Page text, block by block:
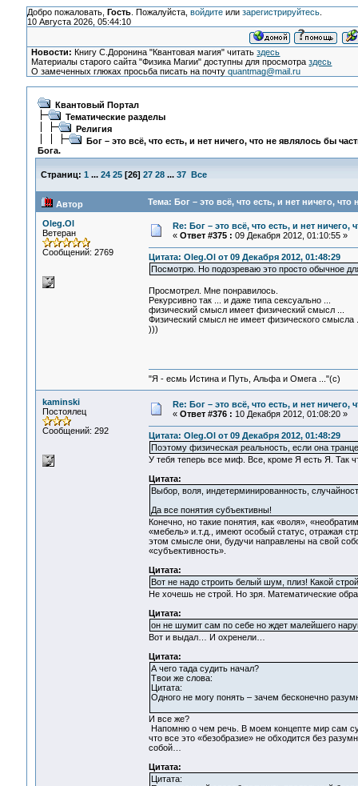
Добро пожаловать, Гость. Пожалуйста, войдитеили зарегистрируйтесь.
10 Августа 2026, 05:44:10
Новости: Книгу С.Доронина "Квантовая магия" читатьздесь
Материалы старого сайта "Физика Магии" доступны для просмотраздесь
О замеченных глюках просьба писать на почтуquantmag@mail.ru
Квантовый Портал
Тематические разделы
Религия
Бог – это всё, что есть, и нет ничего, что не являлось бы
Бога.
Страниц: 1 ... 24 25[26] 27 28 ... 37 Все
Автор Тема: Бог – это всё, что есть, и нет ничего,
Oleg.Ol
Ветеран
Сообщений: 2769
Re: Бог – это всё, что есть, и нет
« Ответ #375 : 09 Декабря 2012, 01:10:55 »
Цитата: Oleg.Ol от 09 Декабря 2012, 01:48:29
Посмотрю. Но подозреваю это просто обычное
Просмотрел. Мне понравилось.
Рекурсивно так ... и даже типа сексуально ...
физический смысл имеет физический смысл ...
Физический смысл не имеет физического смысла
)))
"Я - есмь Истина и Путь, Альфа и Омега ..."(с)
kaminski
Постоялец
Сообщений: 292
Re: Бог – это всё, что есть, и нет
« Ответ #376 : 10 Декабря 2012, 01:08:20 »
Цитата: Oleg.Ol от 09 Декабря 2012, 01:48:29
Поэтому физическая реальность, если она
У тебя теперь все миф. Все, кроме Я есть Я. Так
Цитата:
Выбор, воля, индетерминированность,
Да все понятия субъективны!
Конечно, но такие понятия, как «воля»,
«мебель» и.т.д., имеют особый статус, отражая
этом смысле они, будучи направлены на свой
«субъективность».
Цитата:
Вот не надо строить белый шум, плиз! Какой
Не хочешь не строй. Но зря. Математические
Цитата:
он не шумит сам по себе но ждет малейшего
Вот и выдал… И охренели…
Цитата:
А чего тада судить начал?
Твои же слова:
Цитата:
Одного не могу понять – зачем бесконечно
И все же?
Напомню о чем речь. В моем концепте мир сам
что все это «безобразие» не обходится без
собой…
Цитата:
Цитата: